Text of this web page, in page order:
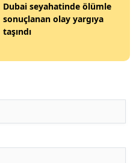
Dubai seyahatinde ölümle
sonuçlanan olay yargıya
taşındı